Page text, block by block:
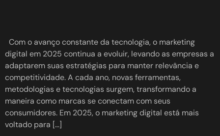
Com o avanço constante da tecnologia, o marketing
digital em 2025 continua a evoluir, levando as empresas a
adaptarem suas estratégias para manter relevância e
competitividade. A cada ano, novas ferramentas,
metodologias e tecnologias surgem, transformando a
maneira como marcas se conectam com seus
consumidores. Em 2025, o marketing digital está mais
voltado para […]